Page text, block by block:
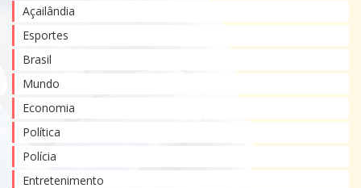
Açailândia
Esportes
Brasil
Mundo
Economia
Política
Polícia
Entretenimento